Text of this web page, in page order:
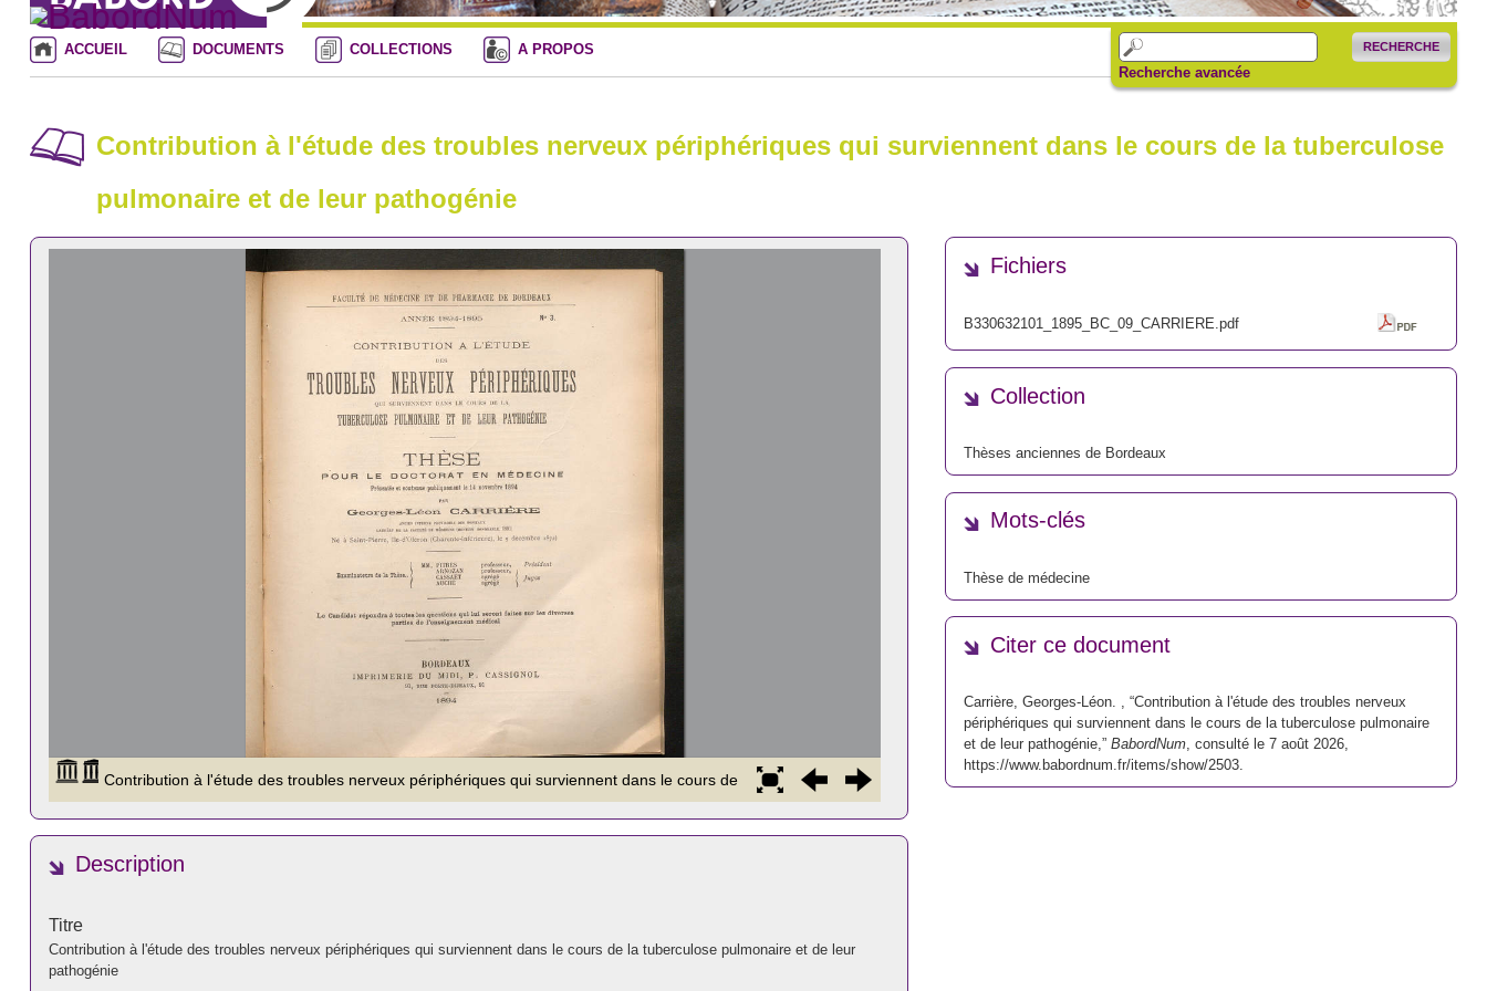
RECHERCHE
Recherche avancée
ACCUEIL DOCUMENTS COLLECTIONS A PROPOS
Contribution à l'étude des troubles nerveux périphériques qui surviennent dans le cours de la tuberculose
pulmonaire et de leur pathogénie
Description
Titre
Contribution à l'étude des troubles nerveux périphériques qui surviennent dans le cours de la tuberculose pulmonaire et de leur
pathogénie
Fichiers
B330632101_1895_BC_09_CARRIERE.pdf
Collection
Thèses anciennes de Bordeaux
Mots-clés
Thèse de médecine
Citer ce document
Carrière, Georges-Léon. , “Contribution à l'étude des troubles nerveux
périphériques qui surviennent dans le cours de la tuberculose pulmonaire
et de leur pathogénie,” BabordNum, consulté le 7 août 2026,
https://www.babordnum.fr/items/show/2503.